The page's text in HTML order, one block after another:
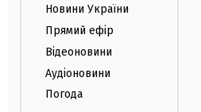
Новини України
Прямий ефір
Відеоновини
Аудіоновини
Погода